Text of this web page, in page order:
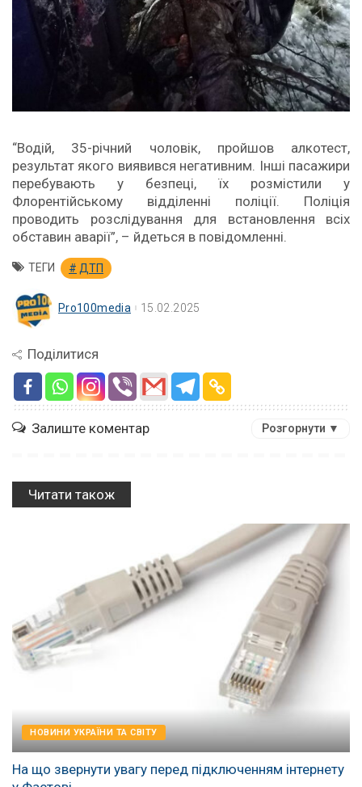
“Водій, 35-річний чоловік, пройшов алкотест,
результат якого виявився негативним. Інші пасажири
перебувають у безпеці, їх розмістили у
Флорентійському відділенні поліції. Поліція
проводить розслідування для встановлення всіх
обставин аварії”, – йдеться в повідомленні.
ТЕГИ ДТП
Pro100media 15.02.2025
Поділитися
Залиште коментар Розгорнути ▼
Читати також
НОВИНИ УКРАЇНИ ТА СВІТУ
На що звернути увагу перед підключенням інтернету